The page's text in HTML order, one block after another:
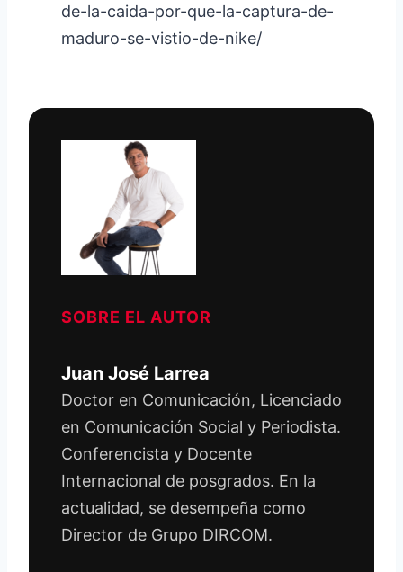
de-la-caida-por-que-la-captura-de-
maduro-se-vistio-de-nike/
SOBRE EL AUTOR
Juan José Larrea
Doctor en Comunicación, Licenciado
en Comunicación Social y Periodista.
Conferencista y Docente
Internacional de posgrados. En la
actualidad, se desempeña como
Director de Grupo DIRCOM.